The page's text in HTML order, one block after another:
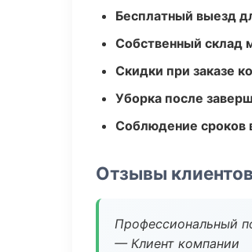
Бесплатный выезд
Собственный склад
Скидки при заказе
Уборка после
Соблюдение сроков
Отзывы клиентов
Профессиональный
— Клиент компании